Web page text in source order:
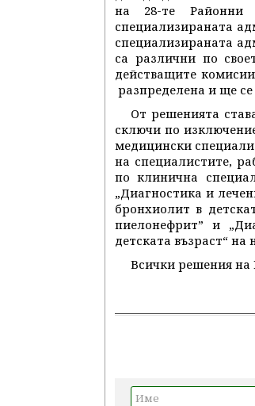
на 28-те Районни
специализираната
специализираната
са различни по
действащите
разпределена и ще се
От решенията
сключи по
медицински
на специалистите,
по клинична
„Диагностика и
бронхиолит в
пиелонефрит” и
детската възраст“
Всички решения